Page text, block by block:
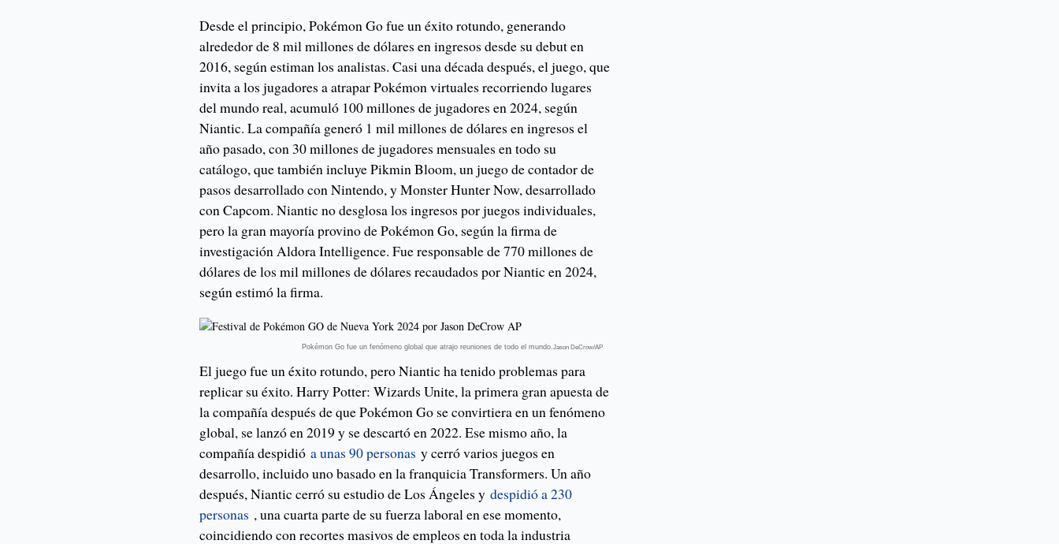
Desde el principio, Pokémon Go fue un éxito rotundo, generando
alrededor de 8 mil millones de dólares en ingresos desde su debut en
2016, según estiman los analistas. Casi una década después, el juego, que
invita a los jugadores a atrapar Pokémon virtuales recorriendo lugares
del mundo real, acumuló 100 millones de jugadores en 2024, según
Niantic. La compañía generó 1 mil millones de dólares en ingresos el
año pasado, con 30 millones de jugadores mensuales en todo su
catálogo, que también incluye Pikmin Bloom, un juego de contador de
pasos desarrollado con Nintendo, y Monster Hunter Now, desarrollado
con Capcom. Niantic no desglosa los ingresos por juegos individuales,
pero la gran mayoría provino de Pokémon Go, según la firma de
investigación Aldora Intelligence. Fue responsable de 770 millones de
dólares de los mil millones de dólares recaudados por Niantic en 2024,
según estimó la firma.
Pokémon Go fue un fenómeno global que atrajo reuniones de todo el mundo.Jason DeCrow/AP
El juego fue un éxito rotundo, pero Niantic ha tenido problemas para
replicar su éxito. Harry Potter: Wizards Unite, la primera gran apuesta de
la compañía después de que Pokémon Go se convirtiera en un fenómeno
global, se lanzó en 2019 y se descartó en 2022. Ese mismo año, la
compañía despidióa unas 90 personas y cerró varios juegos en
desarrollo, incluido uno basado en la franquicia Transformers. Un año
después, Niantic cerró su estudio de Los Ángeles ydespidió a 230
personas , una cuarta parte de su fuerza laboral en ese momento,
coincidiendo con recortes masivos de empleos en toda la industria